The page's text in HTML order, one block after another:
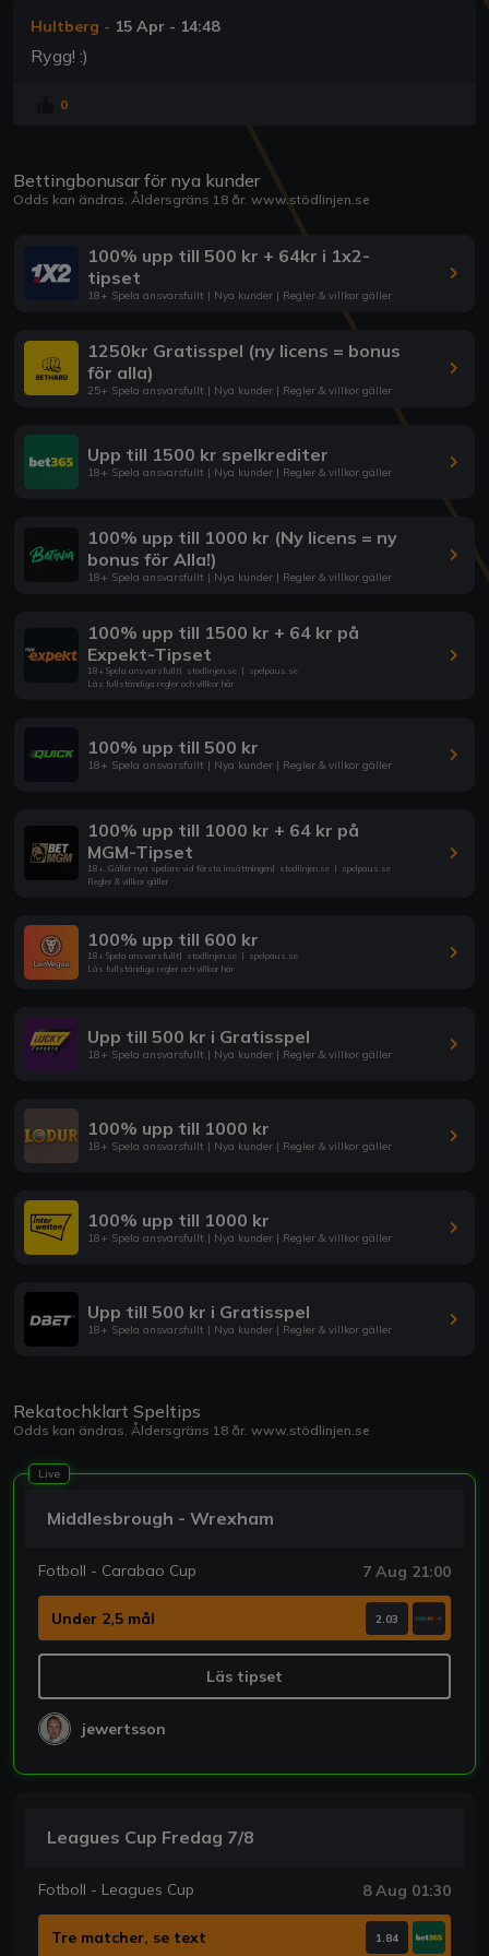
Hultberg - 15 Apr - 14:48
Rygg! :)
0
Bettingbonusar för nya kunder
Odds kan ändras. Åldersgräns 18 år. www.stödlinjen.se
100% upp till 500 kr + 64kr i 1x2-
tipset
18+ Spela ansvarsfullt | Nya kunder | Regler & villkor gäller
1250kr Gratisspel (ny licens = bonus
för alla)
25+ Spela ansvarsfullt | Nya kunder | Regler & villkor gäller
Upp till 1500 kr spelkrediter
18+ Spela ansvarsfullt | Nya kunder | Regler & villkor gäller
100% upp till 1000 kr (Ny licens = ny
bonus för Alla!)
18+ Spela ansvarsfullt | Nya kunder | Regler & villkor gäller
100% upp till 1500 kr + 64 kr på
Expekt-Tipset
18+ Spela ansvarsfullt| stodlinjen.se | spelpaus.se
Läs fullständiga regler och villkor här
100% upp till 500 kr
18+ Spela ansvarsfullt | Nya kunder | Regler & villkor gäller
100% upp till 1000 kr + 64 kr på
MGM-Tipset
18+. Gäller nya spelare vid första insättningen| stodlinjen.se | spelpaus.se
Regler & villkor gäller
100% upp till 600 kr
18+ Spela ansvarsfullt| stodlinjen.se | spelpaus.se
Läs fullständiga regler och villkor här
Upp till 500 kr i Gratisspel
18+ Spela ansvarsfullt | Nya kunder | Regler & villkor gäller
100% upp till 1000 kr
18+ Spela ansvarsfullt | Nya kunder | Regler & villkor gäller
100% upp till 1000 kr
18+ Spela ansvarsfullt | Nya kunder | Regler & villkor gäller
Upp till 500 kr i Gratisspel
18+ Spela ansvarsfullt | Nya kunder | Regler & villkor gäller
Rekatochklart Speltips
Odds kan ändras. Åldersgräns 18 år. www.stödlinjen.se
Live
Middlesbrough - Wrexham
Fotboll - Carabao Cup 7 Aug 21:00
Under 2,5 mål 2.03
Läs tipset
jewertsson
Leagues Cup Fredag 7/8
Fotboll - Leagues Cup 8 Aug 01:30
Tre matcher, se text 1.84